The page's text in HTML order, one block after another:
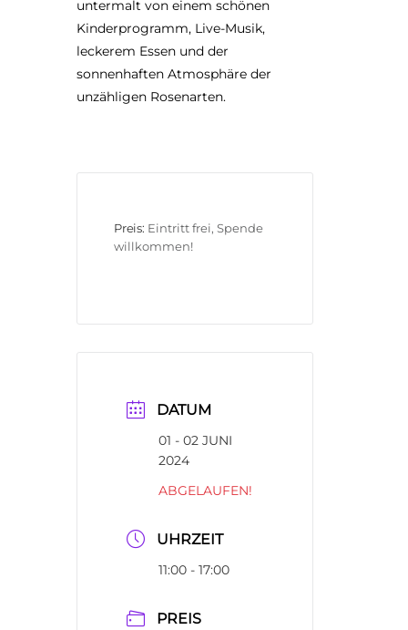
untermalt von einem schönen
Kinderprogramm, Live-Musik,
leckerem Essen und der
sonnenhaften Atmosphäre der
unzähligen Rosenarten.
Preis: Eintritt frei, Spende
willkommen!
DATUM
01 - 02 JUNI
2024
ABGELAUFEN!
UHRZEIT
11:00 - 17:00
PREIS